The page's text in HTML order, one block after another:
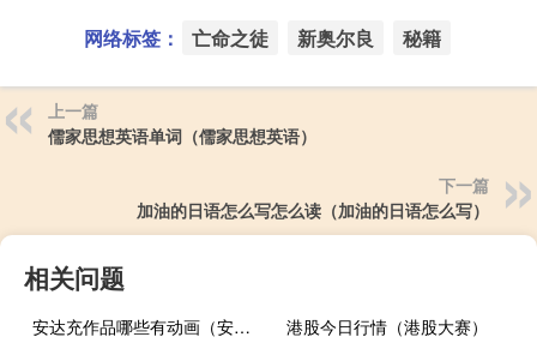
网络标签： 亡命之徒 新奥尔良 秘籍
上一篇
儒家思想英语单词（儒家思想英语）
下一篇
加油的日语怎么写怎么读（加油的日语怎么写）
相关问题
安达充作品哪些有动画（安达充作品）
港股今日行情（港股大赛）